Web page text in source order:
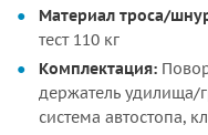
Материал троса/
тест 110 кг
Комплектация:
держатель удилища/
система автостопа,